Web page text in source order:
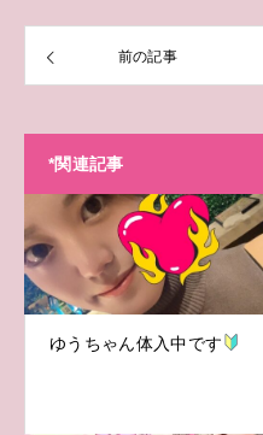
前の記事
*関連記事
ゆうちゃん体入中です